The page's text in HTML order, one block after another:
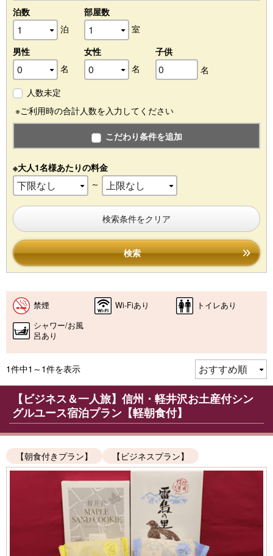
泊数
泊
部屋数
室
男性
名
女性
名
子供
名
人数未定
※ご利用時の合計人数を入力してください
こだわり条件を追加
※大人1名様あたりの料金
～
検索条件をクリア
検索
禁煙 Wi-Fiあり
トイレあり
シャワー/お風
呂あり
1件中1～1件を表示
【ビジネス＆一人旅】信州・軽井沢お土産付シン
グルユース宿泊プラン【軽朝食付】
【朝食付きプラン】 【ビジネスプラン】